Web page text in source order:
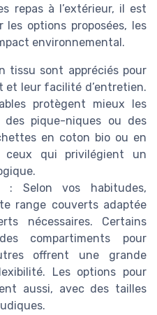
repas à l’extérieur, il est
options proposées, les
environnemental.
tissu sont appréciés pour
et leur facilité d’entretien.
protègent mieux les
pique-niques ou des
en coton bio ou en
ceux qui privilégient un
: Selon vos habitudes,
range couverts adaptée
nécessaires. Certains
compartiments pour
offrent une grande
Les options pour
aussi, avec des tailles